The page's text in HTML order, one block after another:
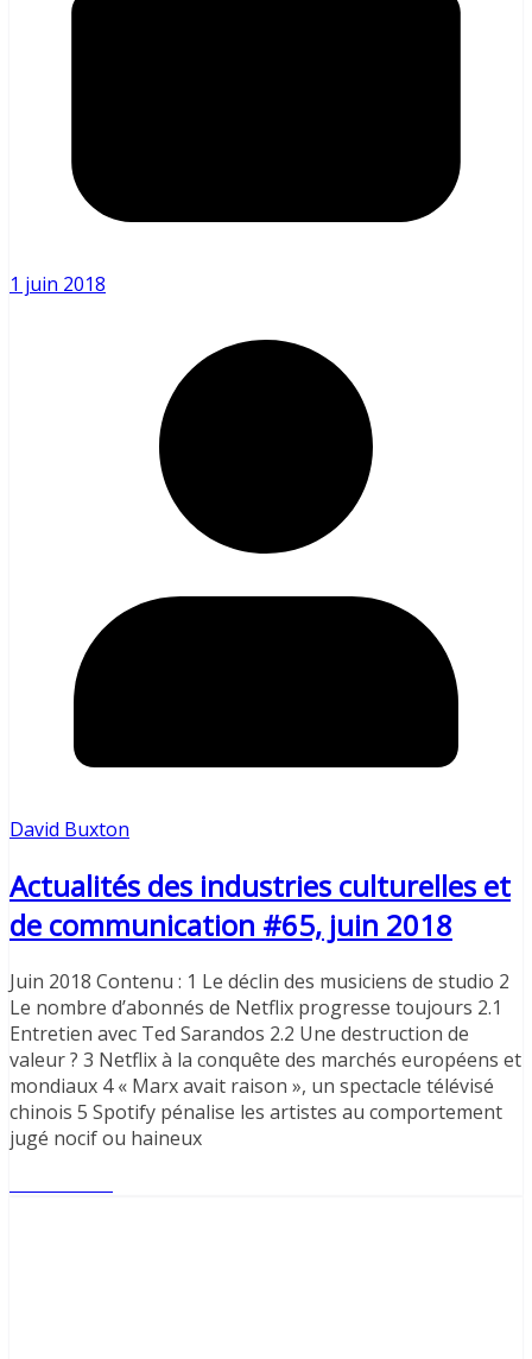
1 juin 2018
David Buxton
Actualités des industries culturelles et
de communication #65, juin 2018
Juin 2018 Contenu : 1 Le déclin des musiciens de studio 2
Le nombre d’abonnés de Netflix progresse toujours 2.1
Entretien avec Ted Sarandos 2.2 Une destruction de
valeur ? 3 Netflix à la conquête des marchés européens et
mondiaux 4 « Marx avait raison », un spectacle télévisé
chinois 5 Spotify pénalise les artistes au comportement
jugé nocif ou haineux